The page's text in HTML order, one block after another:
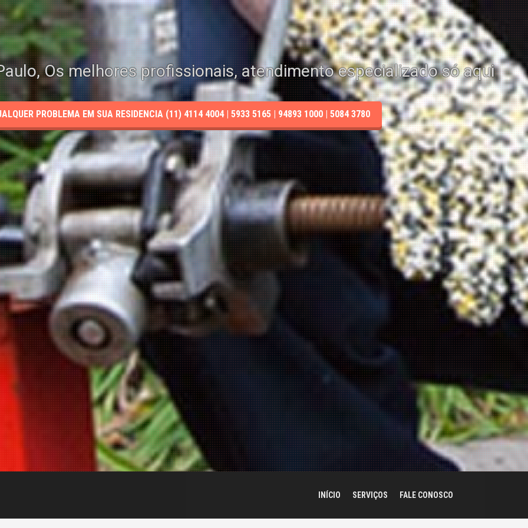
Os melhores profissionais, atendimento especializado só aqui
PROBLEMA EM SUA RESIDENCIA (11) 4114 4004 | 5933 5165 | 94893 1000 | 5084 3780
INÍCIO SERVIÇOS FALE CONOSCO